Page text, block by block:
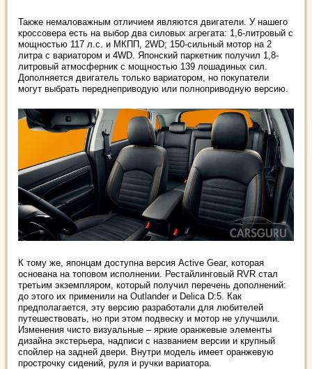
Также немаловажным отличием являются двигатели. У нашего
кроссовера есть на выбор два силовых агрегата: 1,6-литровый с
мощностью 117 л.с. и МКПП, 2WD; 150-сильный мотор на 2
литра с вариатором и 4WD. Японский паркетник получил 1,8-
литровый атмосферник с мощностью 139 лошадиных сил.
Дополняется двигатель только вариатором, но покупатели
могут выбрать переднеприводую или полноприводную версию.
К тому же, японцам доступна версия Active Gear, которая
основана на топовом исполнении. Рестайлинговый RVR стал
третьим экземпляром, который получил перечень дополнений:
до этого их применили на Outlander и Delica D:5. Как
предполагается, эту версию разработали для любителей
путешествовать, но при этом подвеску и мотор не улучшили.
Изменения чисто визуальные – яркие оранжевые элементы
дизайна экстерьера, надписи с названием версии и крупный
спойлер на задней двери. Внутри модель имеет оранжевую
прострочку сидений, руля и ручки вариатора.